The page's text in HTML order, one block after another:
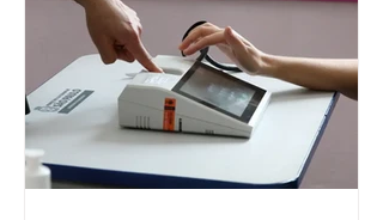
prolongada e pode ser tomado a cada
dois meses. O pedido de inclusão vai
ser encaminhado pelo Ministério da
Saúde à Comissão Nacional de
Incorporação de Novas Tecnologias no
SUS (Conitec) na semana que vem. A
Conitec é um colegiado